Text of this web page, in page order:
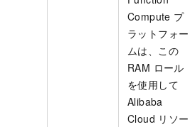
Compute プ
ラットフォー
ムは、この
RAM ロール
を使用して
Alibaba
Cloud リソー